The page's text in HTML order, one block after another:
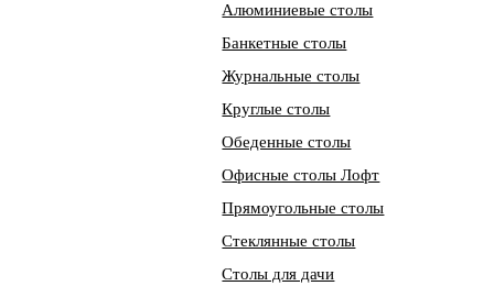
Алюминиевые столы
Банкетные столы
Журнальные столы
Круглые столы
Обеденные столы
Офисные столы Лофт
Прямоугольные столы
Стеклянные столы
Столы для дачи